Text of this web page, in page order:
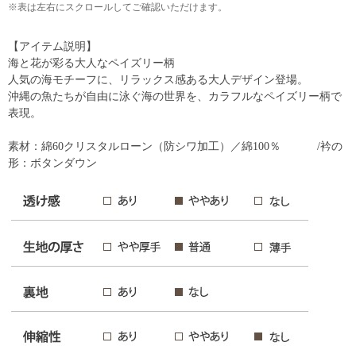
※表は左右にスクロールしてご確認いただけます。
【アイテム説明】
海と花が彩る大人なペイズリー柄
人気の海モチーフに、リラックス感ある大人デザイン登場。
沖縄の魚たちが自由に泳ぐ海の世界を、カラフルなペイズリー柄で
表現。
素材：綿60クリスタルローン（防シワ加工）／綿100％ /衿の
形：ボタンダウン